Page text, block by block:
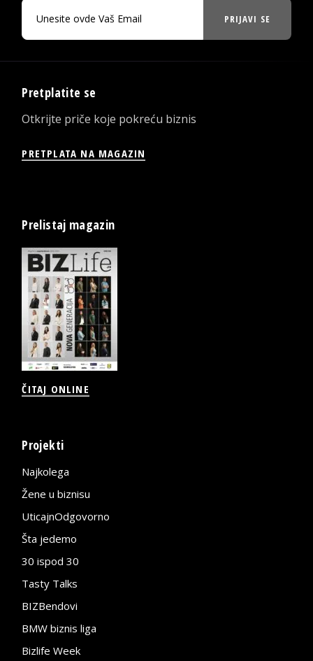
PRIJAVI SE
Pretplatite se
Otkrijte priče koje pokreću biznis
PRETPLATA NA MAGAZIN
Prelistaj magazin
ČITAJ ONLINE
Projekti
Najkolega
Žene u biznisu
UticajnOdgovorno
Šta jedemo
30 ispod 30
Tasty Talks
BIZBendovi
BMW biznis liga
Bizlife Week